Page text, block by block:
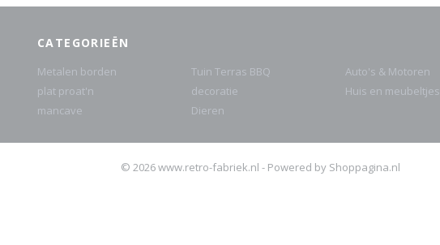
CATEGORIEËN
Metalen borden
plat proat'n
mancave
Tuin Terras BBQ
decoratie
Dieren
Auto's & Motoren
Huis en meubeltjes
© 2026 www.retro-fabriek.nl - Powered by Shoppagina.nl